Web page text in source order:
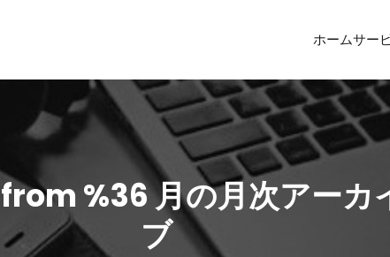
ホームサー
%36 月の月次アーカ
ブ